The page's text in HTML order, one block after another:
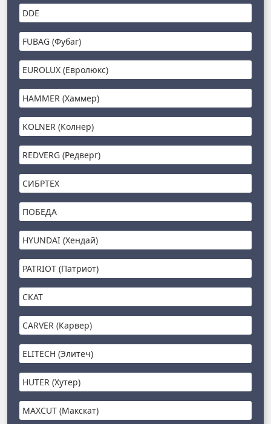
DDE
FUBAG (Фубаг)
EUROLUX (Евролюкс)
HAMMER (Хаммер)
KOLNER (Колнер)
REDVERG (Редверг)
СИБРТЕХ
ПОБЕДА
HYUNDAI (Хендай)
PATRIOT (Патриот)
СКАТ
CARVER (Карвер)
ELITECH (Элитеч)
HUTER (Хутер)
MAXCUT (Макскат)